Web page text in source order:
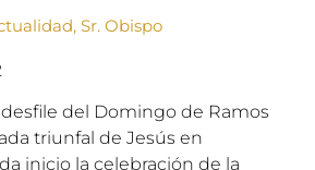
, Sr. Obispo
desfile del Domingo de Ramos
triunfal de Jesús en
inicio la celebración de la